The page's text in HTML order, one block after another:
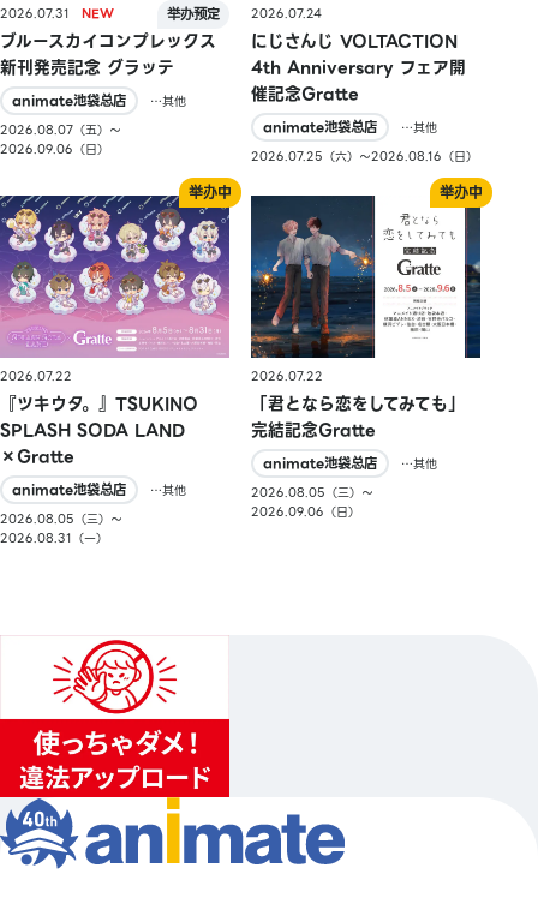
2026.07.31
ブルースカイコンプレックス
新刊発売記念 グラッテ
animate池袋总店
…其他
2026.08.07（五）〜
2026.09.06（日）
2026.07.24
にじさんじ VOLTACTION
4th Anniversary フェア開
催記念Gratte
animate池袋总店
…其他
2026.07.25（六）〜2026.08.16（日）
2026.07.22
『ツキウタ。』TSUKINO
SPLASH SODA LAND
×Gratte
animate池袋总店
…其他
2026.08.05（三）〜
2026.08.31（一）
2026.07.22
「君となら恋をしてみても」
完結記念Gratte
animate池袋总店
…其他
2026.08.05（三）〜
2026.09.06（日）